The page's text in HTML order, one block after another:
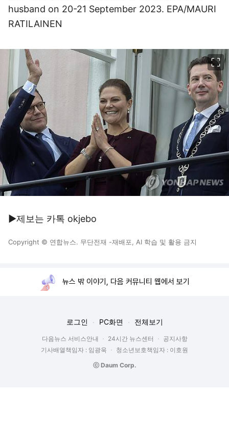
husband on 20-21 September 2023. EPA/MAURI
RATILAINEN
▶제보는 카톡 okjebo
Copyright © 연합뉴스. 무단전재 -재배포, AI 학습 및 활용 금지
뉴스 밖 이야기, 다음 커뮤니티 웹에서 보기
로그인 PC화면 전체보기
다음뉴스 서비스안내 24시간 뉴스센터
공지사항
기사배열책임자 : 임광욱
청소년보호책임자 : 이호원
ⓒ Daum Corp.